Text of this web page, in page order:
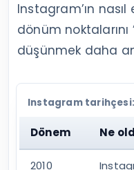
Instagram’ın
dönüm
düşünmek daha
Instagram
Dönem Ne
2010